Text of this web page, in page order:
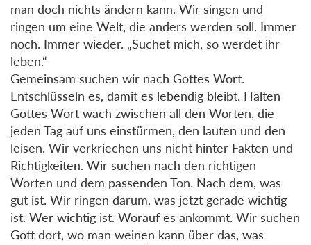
man doch nichts ändern kann. Wir singen und
ringen um eine Welt, die anders werden soll. Immer
noch. Immer wieder. „Suchet mich, so werdet ihr
leben.“
Gemeinsam suchen wir nach Gottes Wort.
Entschlüsseln es, damit es lebendig bleibt. Halten
Gottes Wort wach zwischen all den Worten, die
jeden Tag auf uns einstürmen, den lauten und den
leisen. Wir verkriechen uns nicht hinter Fakten und
Richtigkeiten. Wir suchen nach den richtigen
Worten und dem passenden Ton. Nach dem, was
gut ist. Wir ringen darum, was jetzt gerade wichtig
ist. Wer wichtig ist. Worauf es ankommt. Wir suchen
Gott dort, wo man weinen kann über das, was